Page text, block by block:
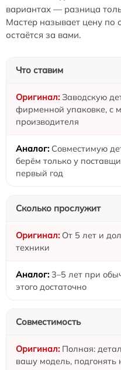
вариантах — разница
Мастер называет цену по
остаётся за вами.
Что ставим
Заводскую
фирменной упаковке, с
производителя
Совместимую
берём только у
первый год
Сколько прослужит
От 5 лет и
техники
3–5 лет при
этого достаточно
Совместимость
Полная:
вашу модель, подгонять